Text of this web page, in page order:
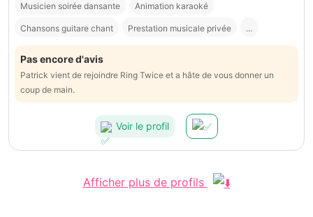
Musicien soirée dansante Animation karaoké
Chansons guitare chant Prestation musicale privée ...
Pas encore d'avis
Patrick vient de rejoindre Ring Twice et a hâte de vous donner un
coup de main.
Voir le profil
Afficher plus de profils